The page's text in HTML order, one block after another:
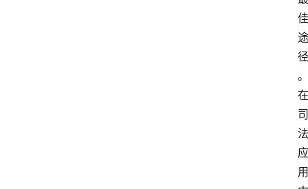
佳
途
径
。
在
司
法
应
用